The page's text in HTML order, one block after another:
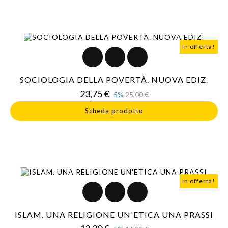
In offerta!
SOCIOLOGIA DELLA POVERTÀ. NUOVA EDIZ.
23,75 € Prezzo
base
-5% 25,00 €Prezzo
Scheda prodotto
In offerta!
ISLAM. UNA RELIGIONE UN'ETICA UNA PRASSI